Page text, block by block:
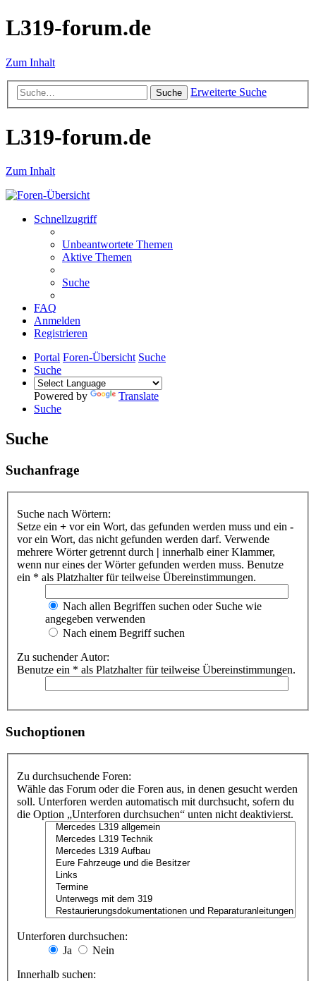
L319-forum.de
Zum Inhalt
Suche Erweiterte Suche
L319-forum.de
Zum Inhalt
Schnellzugriff
Unbeantwortete Themen
Aktive Themen
Suche
FAQ
Anmelden
Registrieren
Portal Foren-Übersicht Suche
Suche
Powered by
Translate
Suche
Suche
Suchanfrage
Suche nach Wörtern:
Setze ein + vor ein Wort, das gefunden werden muss und ein -
vor ein Wort, das nicht gefunden werden darf. Verwende
mehrere Wörter getrennt durch
innerhalb einer Klammer,
wenn nur eines der Wörter gefunden werden muss. Benutze
ein * als Platzhalter für teilweise Übereinstimmungen.
Nach allen Begriffen suchen oder Suche wie
angegeben verwenden
Nach einem Begriff suchen
Zu suchender Autor:
Benutze ein * als Platzhalter für teilweise Übereinstimmungen.
Suchoptionen
Zu durchsuchende Foren:
Wähle das Forum oder die Foren aus, in denen gesucht werden
soll. Unterforen werden automatisch mit durchsucht, sofern du
die Option „Unterforen durchsuchen“ unten nicht deaktivierst.
Unterforen durchsuchen:
Ja
Nein
Innerhalb suchen: